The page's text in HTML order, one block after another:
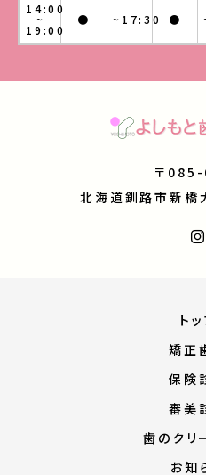
14:00
~
19:00
● ~17:30 ●
〒
北海道釧路市新橋
ト
矯正
保険
審美
歯のクリ
お知